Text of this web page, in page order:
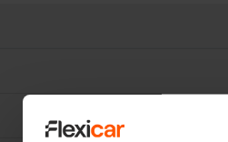
la versión: número última lista
M1 y 01 jul 2020
sedán con 4 puertas, batalla
la zona de carga y los
del maletero con control